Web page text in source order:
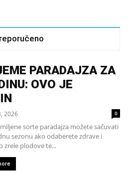
PARADAJZA ZA
OVO JE
2026 0
sorte paradajza možete sačuvati
sezonu ako odaberete zdrave i
zrele plodove te...